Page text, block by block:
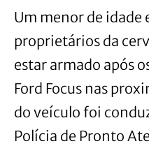
Um menor de idade
proprietários da
estar armado após
Ford Focus nas
do veículo foi
Polícia de Pronto